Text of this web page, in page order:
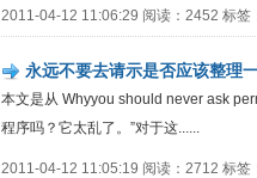
2011-04-12 11:06:29 阅读：2452 标签
永远不要去请示是否应该整理
本文是从 Whyyou should never ask
程序吗？它太乱了。”对于这......
2011-04-12 11:05:19 阅读：2712 标签